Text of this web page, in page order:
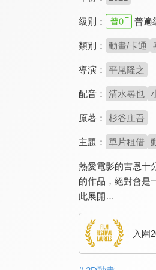
級別： 普遍
類別： 動畫/卡通
導演： 平尾隆之
配音： 清水尋也
原著： 杉谷庄吾
主題： 單片租借
熱愛電影的吉恩十
的作品，絕對會是
此展開…
入圍